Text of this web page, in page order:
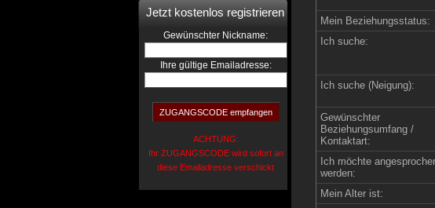
Jetzt kostenlos registrieren
Gewünschter Nickname:
Ihre gültige Emailadresse:
ACHTUNG:
Ihr ZUGANGSCODE wird sofort an
diese Emailadresse verschickt
Mein Beziehungsstatus:
Ich suche:
Ich suche (Neigung):
Gewünschter
Beziehungsumfang /
Kontaktart:
Ich möchte
werden:
Mein Alter ist: